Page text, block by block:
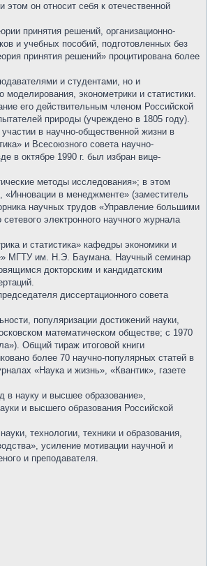
он относит себя к отечественной
принятия решений, организационно-
и учебных пособий, подготовленных без
принятия решений» процитирована более
и студентами, но и
эконометрики и статистики.
его действительным членом Российской
природы (учреждено в 1805 году).
в научно-общественной жизни в
и Всесоюзного совета научно-
в октябре 1990 г. был избран вице-
методы исследования»; в этом
«Инновации в менеджменте» (заместитель
научных трудов «Управление большими
электронного научного журнала
и статистика» кафедры экономики и
МГТУ им. Н.Э. Баумана. Научный семинар
докторским и кандидатским
диссертационного совета
популяризации достижений науки,
математическом обществе; с 1970
Общий тираж итоговой книги
более 70 научно-популярных статей в
«Наука и жизнь», «Квантик», газете
науку и высшее образование»,
и высшего образования Российской
технологии, техники и образования,
усиление мотивации научной и
и преподавателя.